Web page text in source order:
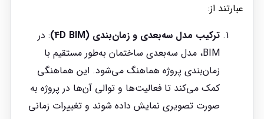
عبارتند از:
ترکیب مدل سه‌بعدی و زمان‌بندی (4D BIM)
: در
BIM، مدل سه‌بعدی ساختمان به‌طور مستقیم با
زمان‌بندی پروژه هماهنگ می‌شود. این هماهنگی
کمک می‌کند تا فعالیت‌ها و توالی آن‌ها در پروژه به
صورت تصویری نمایش داده شوند و تغییرات زمانی